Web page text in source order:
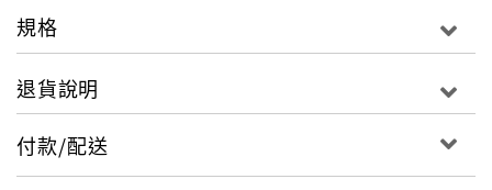
規格
退貨說明
付款/配送